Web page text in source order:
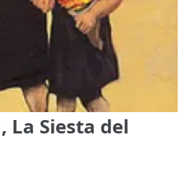
Siesta del